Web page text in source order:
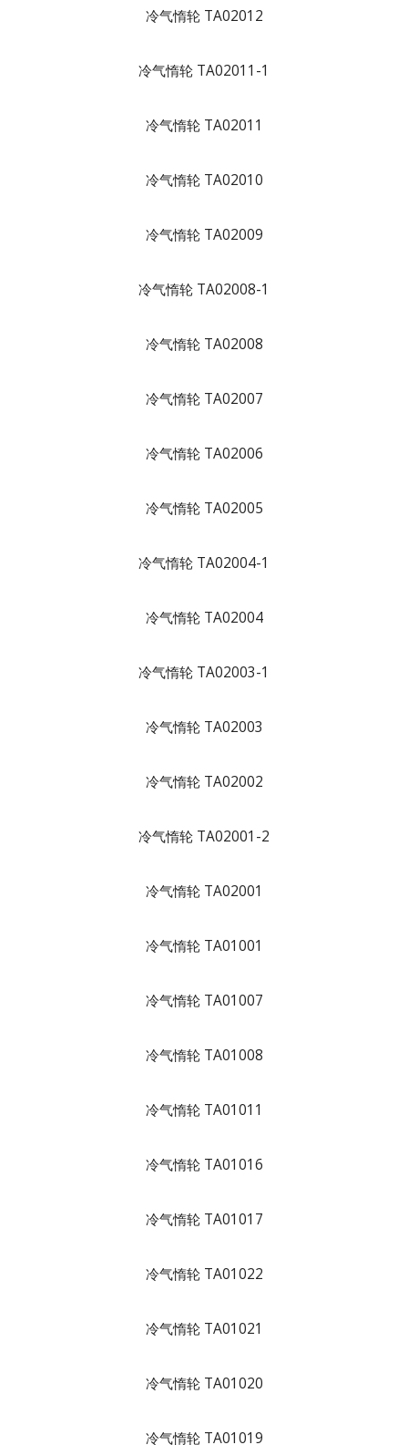
冷气惰轮 TA02012
冷气惰轮 TA02011-1
冷气惰轮 TA02011
冷气惰轮 TA02010
冷气惰轮 TA02009
冷气惰轮 TA02008-1
冷气惰轮 TA02008
冷气惰轮 TA02007
冷气惰轮 TA02006
冷气惰轮 TA02005
冷气惰轮 TA02004-1
冷气惰轮 TA02004
冷气惰轮 TA02003-1
冷气惰轮 TA02003
冷气惰轮 TA02002
冷气惰轮 TA02001-2
冷气惰轮 TA02001
冷气惰轮 TA01001
冷气惰轮 TA01007
冷气惰轮 TA01008
冷气惰轮 TA01011
冷气惰轮 TA01016
冷气惰轮 TA01017
冷气惰轮 TA01022
冷气惰轮 TA01021
冷气惰轮 TA01020
冷气惰轮 TA01019